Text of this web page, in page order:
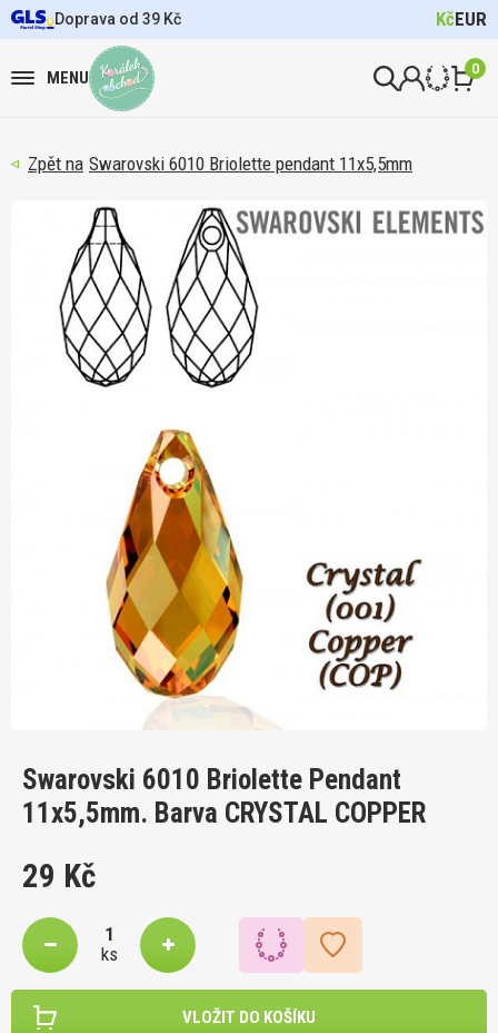
Doprava od 39 Kč KčEUR
MENU 0
Swarovski 6010 Briolette pendant 11x5,5mm
Swarovski 6010 Briolette Pendant
11x5,5mm. Barva CRYSTAL COPPER
29 Kč
ks
VLOŽIT DO KOŠÍKU